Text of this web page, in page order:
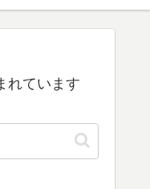
れています